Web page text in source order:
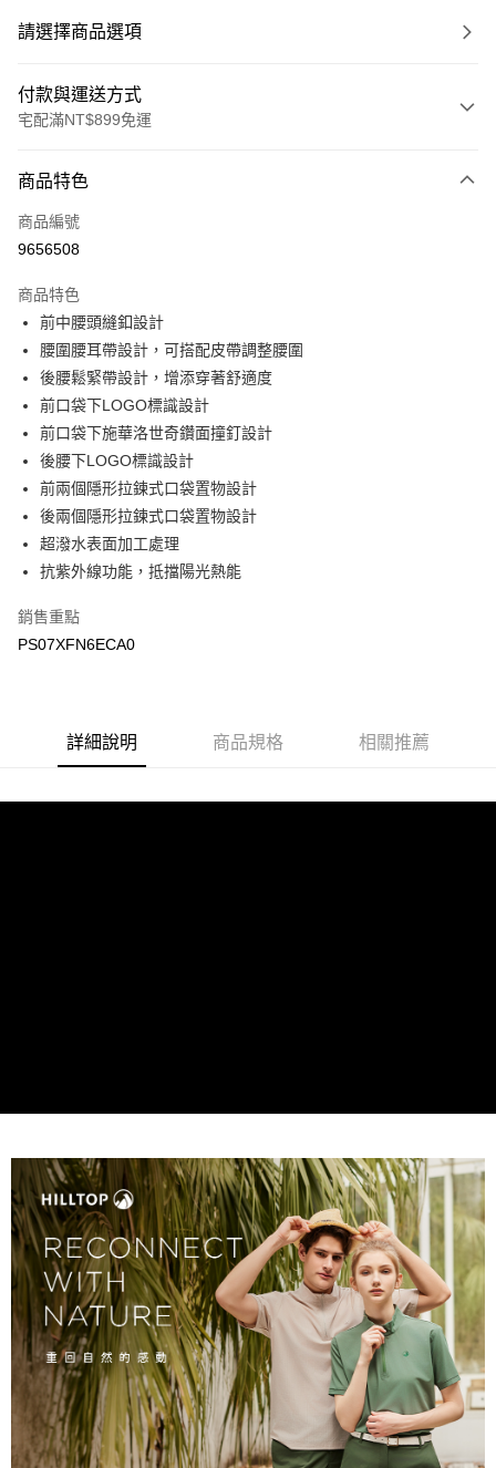
請選擇商品選項
付款與運送方式
宅配滿NT$899免運
信用卡一次付款
LINE Pay
悠遊付
Google Pay
運送方式
每筆NT$90，滿NT$899(含以上)免運費
宅配(離島)
每筆NT$399，滿NT$18,000(含以上)免運費
商品特色
商品編號
9656508
商品特色
前中腰頭縫釦設計
腰圍腰耳帶設計，可搭配皮帶調整腰圍
後腰鬆緊帶設計，增添穿著舒適度
前口袋下LOGO標識設計
前口袋下施華洛世奇鑽面撞釘設計
後腰下LOGO標識設計
前兩個隱形拉鍊式口袋置物設計
後兩個隱形拉鍊式口袋置物設計
超潑水表面加工處理
抗紫外線功能，抵擋陽光熱能
銷售重點
PS07XFN6ECA0
詳細說明 商品規格 相關推薦